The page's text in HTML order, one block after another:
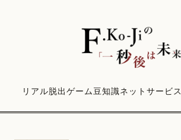
リアル脱出ゲーム豆知識ネットサービス